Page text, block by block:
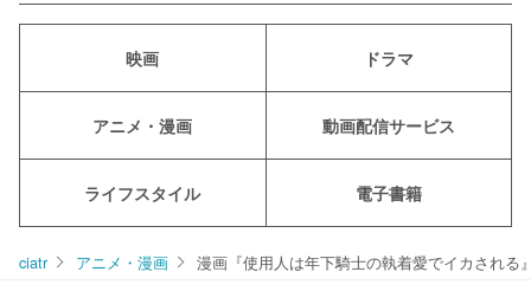
映画 ドラマ
アニメ・漫画 動画配信サービス
ライフスタイル 電子書籍
ciatr アニメ・漫画 漫画『使用人は年下騎士の執着愛でイカされる